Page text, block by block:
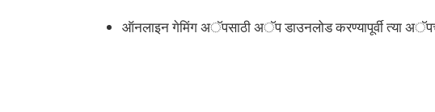
ऑनलाइन गेमिंग अॅपसाठी अॅप डाउनलोड करण्यापूर्वी त्या अॅपची